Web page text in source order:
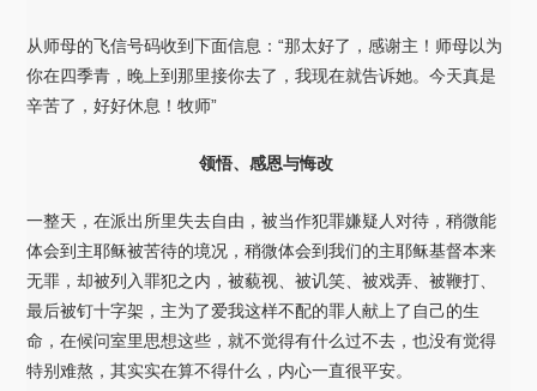
从师母的飞信号码收到下面信息：“那太好了，感谢主！师母以为
你在四季青，晚上到那里接你去了，我现在就告诉她。今天真是
辛苦了，好好休息！牧师”
领悟、感恩与悔改
一整天，在派出所里失去自由，被当作犯罪嫌疑人对待，稍微能
体会到主耶稣被苦待的境况，稍微体会到我们的主耶稣基督本来
无罪，却被列入罪犯之内，被藐视、被讥笑、被戏弄、被鞭打、
最后被钉十字架，主为了爱我这样不配的罪人献上了自己的生
命，在候问室里思想这些，就不觉得有什么过不去，也没有觉得
特别难熬，其实实在算不得什么，内心一直很平安。